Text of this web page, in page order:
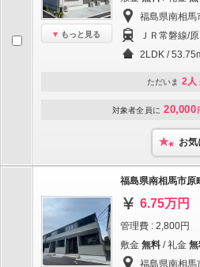
もっと見る
福島県南相馬
ＪＲ常磐線/
2LDK /
ただいま 2人
対象者全員に 20,000
お気
福島県南相馬市原
6.75万円
管理費 : 2,800円
敷金 無料 / 礼金
福島県南相馬